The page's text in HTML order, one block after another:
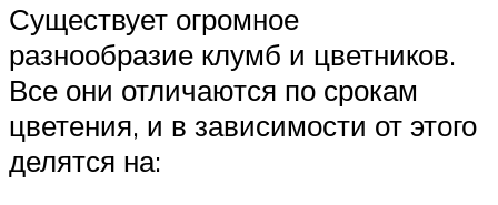
Существует огромное
разнообразие клумб и цветников.
Все они отличаются по срокам
цветения, и в зависимости от этого
делятся на: